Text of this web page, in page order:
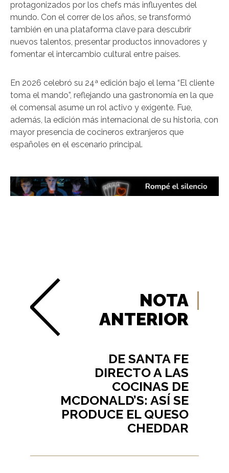
protagonizados por los chefs más influyentes del
mundo. Con el correr de los años, se transformó
también en una plataforma clave para descubrir
nuevos talentos, presentar productos innovadores y
fomentar el intercambio cultural entre países.
En 2026 celebró su 24ª edición bajo el lema “El cliente
toma el mando”, reflejando una gastronomía en la que
el comensal asume un rol activo y exigente. Fue,
además, la edición más internacional de su historia, con
mayor presencia de cocineros extranjeros que
españoles en el escenario principal.
NOTA
ANTERIOR
DE SANTA FE
DIRECTO A LAS
COCINAS DE
MCDONALD’S: ASÍ SE
PRODUCE EL QUESO
CHEDDAR